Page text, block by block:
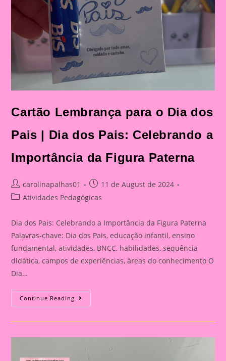
Cartão Lembrança para o Dia dos
Pais | Dia dos Pais: Celebrando a
Importância da Figura Paterna
Post
author:
carolinapalhas01
Post
published:
11 de August de 2024
PostAtividades Pedagógicas
Dia dos Pais: Celebrando a Importância da Figura Paterna
Palavras-chave: Dia dos Pais, educação infantil, ensino
fundamental, atividades, BNCC, habilidades, sequência
didática, campos de experiências, áreas do conhecimento O
Dia…
Continue Reading Cartão
Lembrança
O
Pais